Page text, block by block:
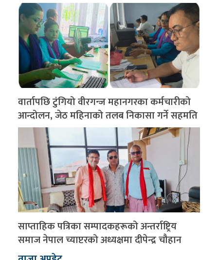
वार्तापछि टुंगियो वीरगन्ज महानगरका कर्मचारीको
आन्दोलन, जेठ महिनाको तलब निकासा गर्ने सहमति
साप्ताहिक पत्रिका सम्पादकहरूको अन्तर्राष्ट्रिय
समाज नेपाल च्याप्टरको अध्यक्षमा दीपेन्द्र चौहान